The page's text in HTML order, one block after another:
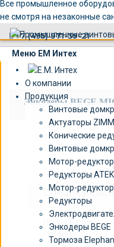
Все промышленное
не смотря на незаконные
+7 (495) 971-39-21
Меню ЕМ Интех
О компании
Продукция
Винтовые
Актуаторы ZIMM
Конические
Винтовые
Мотор-
Редукторы ATEK
Мотор-
Редукторы
Энкодеры BEGE
Тормоза
Энкодеры BEGE
Напряжение
питания Ub